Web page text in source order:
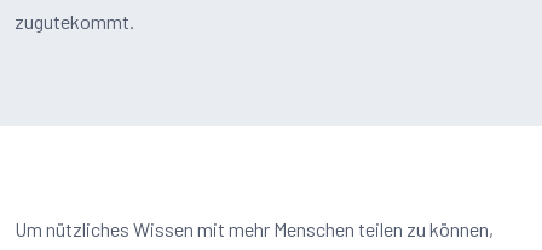
zugutekommt.
Um nützliches Wissen mit mehr Menschen teilen zu können,